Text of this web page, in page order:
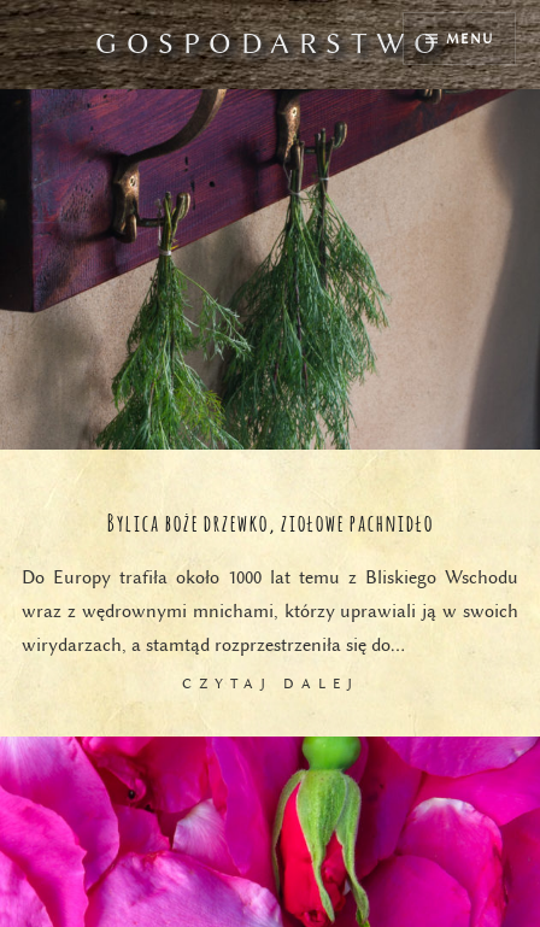
Przejdź
do
treści
MENU
GOSPODARSTWO
Bylica boże drzewko, ziołowe pachnidło
Do Europy trafiła około 1000 lat temu z Bliskiego Wschodu
wraz z wędrownymi mnichami, którzy uprawiali ją w swoich
wirydarzach, a stamtąd rozprzestrzeniła się do…
CZYTAJ DALEJ